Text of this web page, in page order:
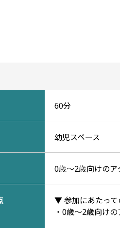
60分
幼児スペース
0歳～2歳向けのア
▼ 参加にあたって
・0歳～2歳向けの